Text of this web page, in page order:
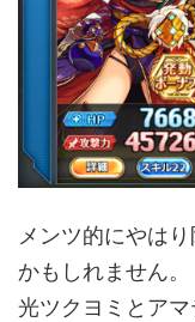
メンツ的にやは
かもしれません。
光ツクヨミとア